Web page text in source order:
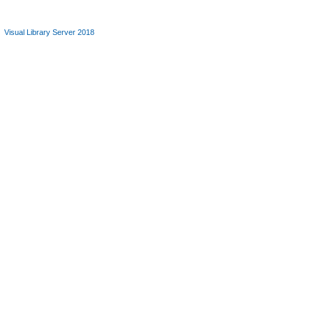
Visual Library Server 2018